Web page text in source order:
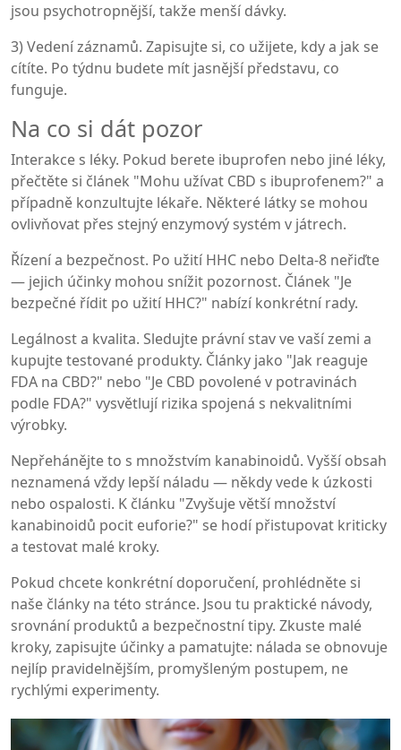
jsou psychotropnější, takže menší dávky.
3) Vedení záznamů. Zapisujte si, co užijete, kdy a jak se
cítíte. Po týdnu budete mít jasnější představu, co
funguje.
Na co si dát pozor
Interakce s léky. Pokud berete ibuprofen nebo jiné léky,
přečtěte si článek "Mohu užívat CBD s ibuprofenem?" a
případně konzultujte lékaře. Některé látky se mohou
ovlivňovat přes stejný enzymový systém v játrech.
Řízení a bezpečnost. Po užití HHC nebo Delta-8 neřiďte
— jejich účinky mohou snížit pozornost. Článek "Je
bezpečné řídit po užití HHC?" nabízí konkrétní rady.
Legálnost a kvalita. Sledujte právní stav ve vaší zemi a
kupujte testované produkty. Články jako "Jak reaguje
FDA na CBD?" nebo "Je CBD povolené v potravinách
podle FDA?" vysvětlují rizika spojená s nekvalitními
výrobky.
Nepřehánějte to s množstvím kanabinoidů. Vyšší obsah
neznamená vždy lepší náladu — někdy vede k úzkosti
nebo ospalosti. K článku "Zvyšuje větší množství
kanabinoidů pocit euforie?" se hodí přistupovat kriticky
a testovat malé kroky.
Pokud chcete konkrétní doporučení, prohlédněte si
naše články na této stránce. Jsou tu praktické návody,
srovnání produktů a bezpečnostní tipy. Zkuste malé
kroky, zapisujte účinky a pamatujte: nálada se obnovuje
nejlíp pravidelnějším, promyšleným postupem, ne
rychlými experimenty.